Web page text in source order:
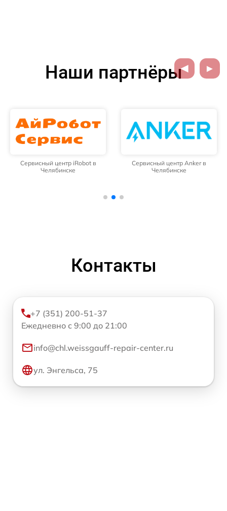
Наши партнёры
Сервисный центр iRobot в
Челябинске
Сервисный центр Anker в
Челябинске
Контакты
+7 (351) 200-51-37
Ежедневно с 9:00 до 21:00
info@chl.weissgauff-repair-center.ru
ул. Энгельса, 75